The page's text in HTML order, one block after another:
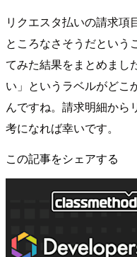
リクエスタ払いの請求項
ところなさそうだという
てみた結果をまとめまし
い」というラベルがどこ
んですね。請求明細から
考になれば幸いです。
この記事をシェアする